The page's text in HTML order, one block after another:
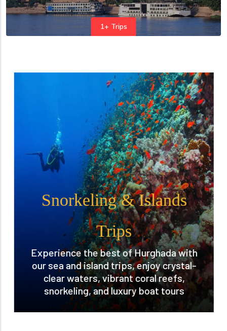
1+ Trips
Snorkeling & Islands
Trips
Experience the best of Hurghada with
our sea and island trips, enjoy crystal-
clear waters, vibrant coral reefs,
snorkeling, and luxury boat tours